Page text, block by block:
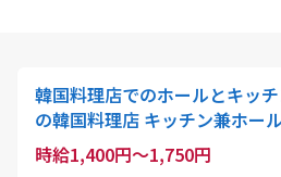
韓国料理店でのホールとキッ
の韓国料理店 キッチン兼ホー
給1400円
時給1,400円～1,750円